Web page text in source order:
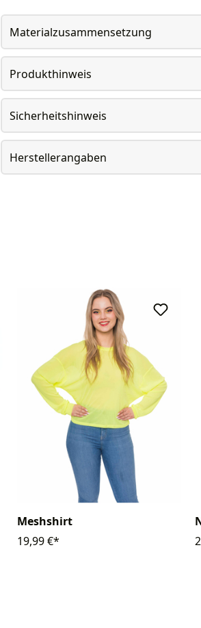
Materialzusammensetzung
Produkthinweis
Sicherheitshinweis
Herstellerangaben
Meshshirt
19,99 €*